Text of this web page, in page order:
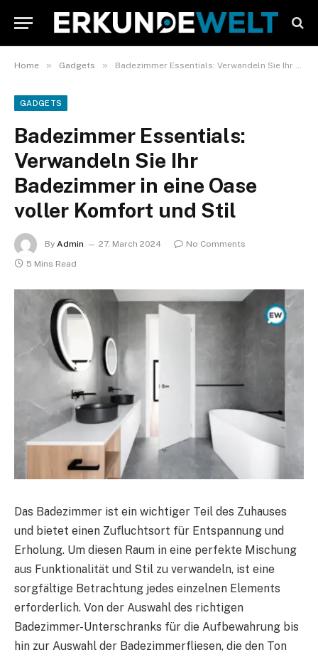
Home » Gadgets » Badezimmer Essentials: Verwandeln Sie Ihr Badezimmer in eine Oase voller Komfort und Stil
GADGETS
Badezimmer Essentials:
Verwandeln Sie Ihr
Badezimmer in eine Oase
voller Komfort und Stil
By Admin 27. March 2024
No Comments
5 Mins Read
Das Badezimmer ist ein wichtiger Teil des Zuhauses
und bietet einen Zufluchtsort für Entspannung und
Erholung. Um diesen Raum in eine perfekte Mischung
aus Funktionalität und Stil zu verwandeln, ist eine
sorgfältige Betrachtung jedes einzelnen Elements
erforderlich. Von der Auswahl des richtigen
Badezimmer-Unterschranks für die Aufbewahrung bis
hin zur Auswahl der Badezimmerfliesen, die den Ton